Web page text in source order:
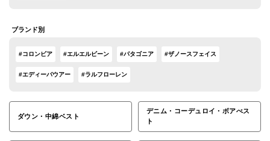
ブランド別
#コロンビア #エルエルビーン #パタゴニア #ザノースフェイス
#エディーバウアー #ラルフローレン
ダウン・中綿ベスト
デニム・コーデュロイ・ボアべス
ト